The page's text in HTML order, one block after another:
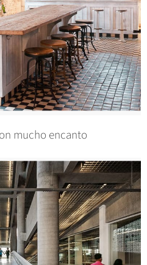
mucho encanto